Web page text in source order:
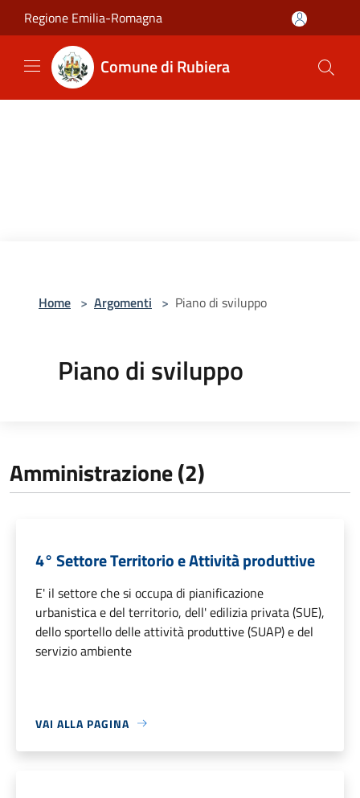
Salta al contenuto principale
Regione Emilia-Romagna
Comune di Rubiera
Home > Argomenti > Piano di sviluppo
Piano di sviluppo
Amministrazione (2)
4° Settore Territorio e Attività produttive
E' il settore che si occupa di pianificazione
urbanistica e del territorio, dell' edilizia privata (SUE),
dello sportello delle attività produttive (SUAP) e del
servizio ambiente
VAI ALLA PAGINA